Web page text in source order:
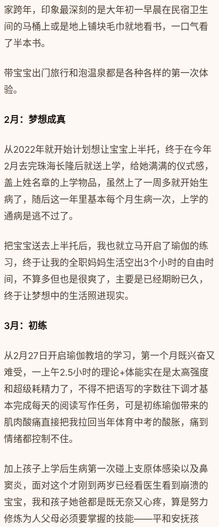
家跨年，印象最深刻的是大年初一早晨在民宿卫生
间的马桶上或是地上铺块毛巾就地看书，一口气看
了半本书。
带宝宝出门旅行和泡温泉都是各种各样的第一次体
验。
2月：梦想成真
从2022年就开始计划想让宝宝上半托，终于在今年
2月去完珠海长隆后就送上学，给她满满的仪式感，
盖上姓名章的上学物品，虽然上了一周多就开始生
病了，随后这一年里基本每个月生病一次，上学的
通病是逃不过了。
把宝宝送去上半托后，我也就立马开启了瑜伽的练
习，终于让我的全职妈妈生活空出3个小时的自由时
间，不算多但也是很爽了，主要是已经期盼已久，
终于让梦想中的生活照进现实。
3月：初练
从2月27日开启瑜伽教培的学习，第一个月既兴奋又
难受，一上午2.5小时的理论+体能实在是太高强度
和超级耗精力了，不得不把语写的字数往下调才基
本完成每天的阅读写作任务，可是初练瑜伽带来的
肌肉酸痛直接把我拉回当年体育中考的酸胀，痛到
情绪都控制不住。
加上孩子上学后生病第一次碰上支原体感染以及鼻
窦炎，面对这个才刚到两岁已经看医生看到崩溃的
宝宝，我和孩子她爸都是既无奈又心疼，算是努力
修炼为人父母必须要掌握的技能——平和安抚孩